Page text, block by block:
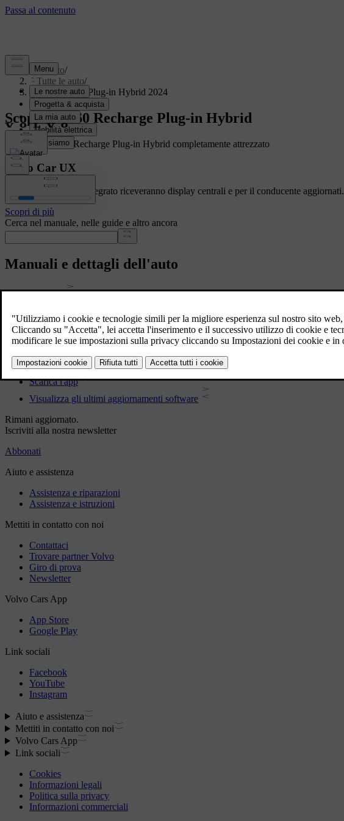
Supporto/
Tutte le auto/
V60 Recharge Plug-in Hybrid 2024
Scopri la V60 Recharge Plug-in Hybrid
Mostrare un V60 Recharge Plug-in Hybrid completamente attrezzato
Volvo Car UX
Le auto con Google integrato riceveranno display centrali e per il conducente aggiornati.
Scopri di più
Cerca nel manuale, nelle guide e altro ancora
Manuali e dettagli dell'auto
Software dell'automobile
Interni
Esterni
Informazioni normative
Scarica l'app
Visualizza gli ultimi aggiornamenti software